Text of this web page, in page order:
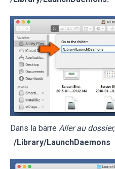
Dans la barre Aller au dossier,
: /Library/LaunchDaemons